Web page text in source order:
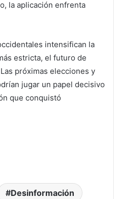
la aplicación enfrenta
intensifican la
estricta, el futuro de
próximas elecciones y
jugar un papel decisivo
que conquistó
Desinformación